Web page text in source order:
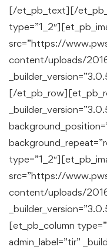
[/et_pb_text][/
src=”https://
content/uploads/
[/
src=”https://
content/uploads/
[et_pb_column
admin_label=”tir”